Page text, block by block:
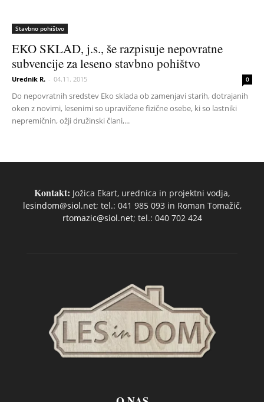
Stavbno pohištvo
EKO SKLAD, j.s., še razpisuje nepovratne
subvencije za leseno stavbno pohištvo
Urednik R. - 04.11. 2015 0
Do nepovratnih sredstev Eko sklada ob zamenjavi starih, dotrajanih
oken z novimi, lesenimi so upravičene fizične osebe, ki so lastniki
nepremičnin, ožji družinski člani,...
Kontakt: Jožica Ekart, urednica in projektni vodja,
lesindom@siol.net; tel.: 041 985 093 in Roman Tomažič,
rtomazic@siol.net; tel.: 040 702 424